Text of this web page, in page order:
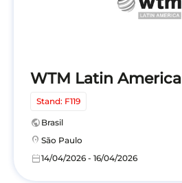
WTM Latin America
Stand: F119
public Brasil
location_on São Paulo
calendar_today14/04/2026 - 16/04/2026